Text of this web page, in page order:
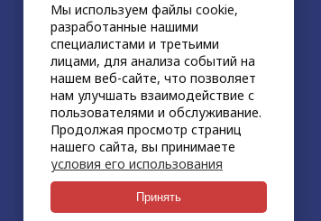
продвижение сайта
создан на платформеKORZILLA
Мы используем файлы cookie,
разработанные нашими
специалистами и третьими
лицами, для анализа событий на
нашем веб-сайте, что позволяет
нам улучшать взаимодействие с
пользователями и обслуживание.
Продолжая просмотр страниц
нашего сайта, вы принимаете
условия его использования
Принять